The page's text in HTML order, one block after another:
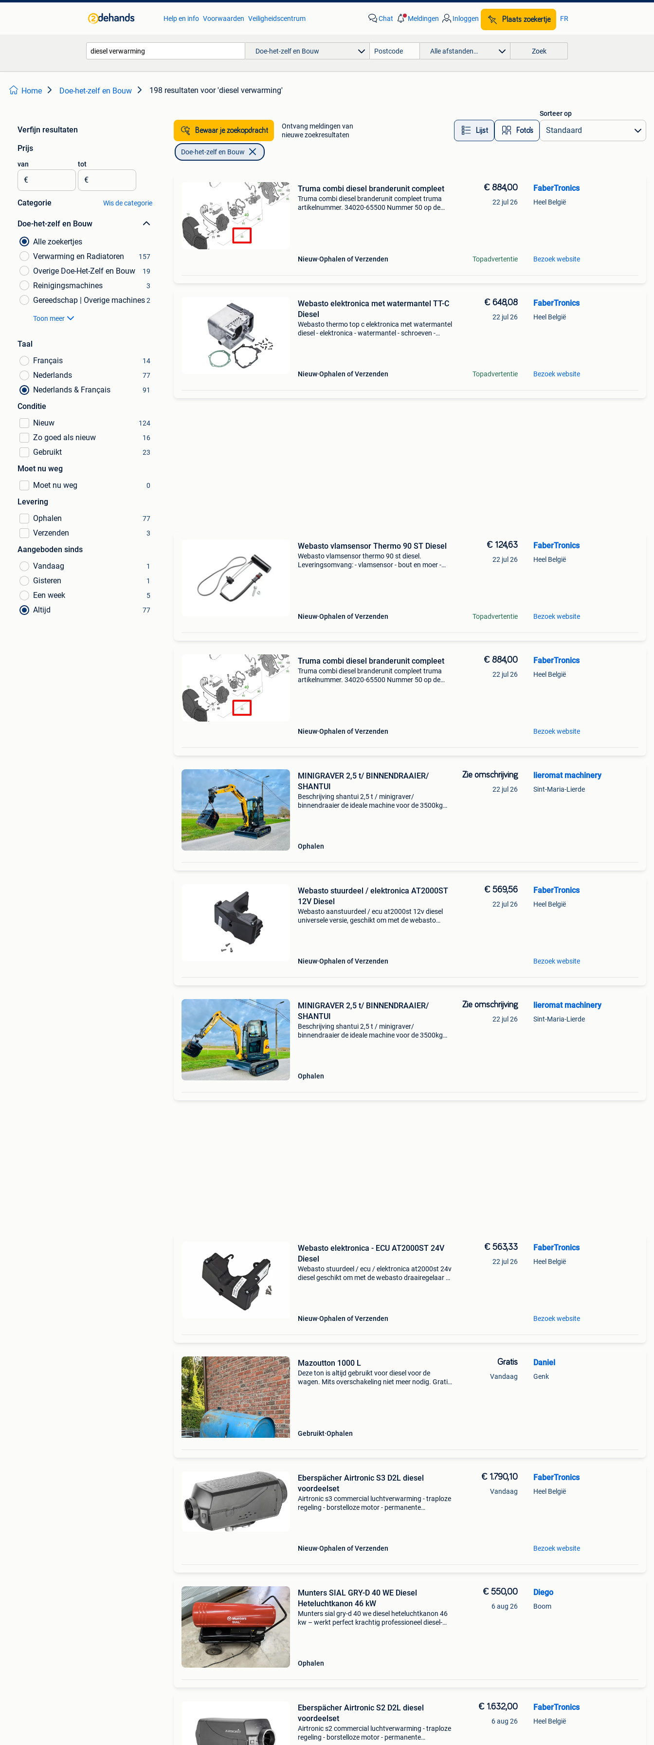
Help en info Voorwaarden Veiligheidscentrum Chat Meldingen Inloggen Plaats zoekertje FR
Doe-het-zelf en Bouw Alle afstanden… Zoek
Home Doe-het-zelf en Bouw 198 resultaten voor 'diesel verwarming'
Verfijn resultaten
Prijs
van
€
tot
€
Categorie Wis de categorie
Doe-het-zelf en Bouw
Alle zoekertjes
Verwarming en Radiatoren
157
Overige Doe-Het-Zelf en Bouw 19
Reinigingsmachines 3
Gereedschap | Overige machines2
Toon meer
Taal
Français
14
Nederlands 77
Nederlands & Français 91
Conditie
Nieuw
124
Zo goed als nieuw 16
Gebruikt 23
Moet nu weg
Moet nu weg
0
Levering
Ophalen
77
Verzenden 3
Aangeboden sinds
Vandaag
1
Gisteren 1
Een week 5
Altijd 77
Bewaar je zoekopdracht
Ontvang meldingen van
nieuwe zoekresultaten
Lijst Foto’s
Sorteer op
Doe-het-zelf en Bouw
Truma combi diesel branderunit compleet
Truma combi diesel branderunit compleet truma
artikelnummer. 34020-65500 Nummer 50 op de
Nieuw Ophalen of Verzenden
€ 884,00
22 jul 26
Topadvertentie
FaberTronics
Heel België
Bezoek website
Webasto elektronica met watermantel TT-C
Diesel
Webasto thermo top c elektronica met watermantel
diesel - elektronica - watermantel - schroeven -
Nieuw Ophalen of Verzenden
€ 648,08
22 jul 26
Topadvertentie
FaberTronics
Heel België
Bezoek website
Webasto vlamsensor Thermo 90 ST Diesel
Webasto vlamsensor thermo 90 st diesel.
Leveringsomvang: - vlamsensor - bout en moer -
Nieuw Ophalen of Verzenden
€ 124,63
22 jul 26
Topadvertentie
FaberTronics
Heel België
Bezoek website
Truma combi diesel branderunit compleet
Truma combi diesel branderunit compleet truma
artikelnummer. 34020-65500 Nummer 50 op de
Nieuw Ophalen of Verzenden
€ 884,00
22 jul 26
FaberTronics
Heel België
Bezoek website
MINIGRAVER 2,5 t/ BINNENDRAAIER/
SHANTUI
Beschrijving shantui 2,5 t / minigraver/
binnendraaier de ideale machine voor de 3500kg
Ophalen
Zie omschrijving
22 jul 26
lieromat machinery
Sint-Maria-Lierde
Webasto stuurdeel / elektronica AT2000ST
12V Diesel
Webasto aanstuurdeel / ecu at2000st 12v diesel
universele versie, geschikt om met de webasto
Nieuw Ophalen of Verzenden
€ 569,56
22 jul 26
FaberTronics
Heel België
Bezoek website
MINIGRAVER 2,5 t/ BINNENDRAAIER/
SHANTUI
Beschrijving shantui 2,5 t / minigraver/
binnendraaier de ideale machine voor de 3500kg
Ophalen
Zie omschrijving
22 jul 26
lieromat machinery
Sint-Maria-Lierde
Webasto elektronica - ECU AT2000ST 24V
Diesel
Webasto stuurdeel / ecu / elektronica at2000st 24v
diesel geschikt om met de webasto draairegelaar te
Nieuw Ophalen of Verzenden
€ 563,33
22 jul 26
FaberTronics
Heel België
Bezoek website
Mazoutton 1000 L
Deze ton is altijd gebruikt voor diesel voor de
wagen. Mits overschakeling niet meer nodig. Gratis
Gebruikt Ophalen
Gratis
Vandaag
Daniel
Genk
Eberspächer Airtronic S3 D2L diesel
voordeelset
Airtronic s3 commercial luchtverwarming - traploze
regeling - borstelloze motor - permanente
Nieuw Ophalen of Verzenden
€ 1.790,10
Vandaag
FaberTronics
Heel België
Bezoek website
Munters SIAL GRY-D 40 WE Diesel
Heteluchtkanon 46 kW
Munters sial gry-d 40 we diesel heteluchtkanon 46
kw – werkt perfect krachtig professioneel diesel-
Ophalen
€ 550,00
6 aug 26
Diego
Boom
Eberspächer Airtronic S2 D2L diesel
voordeelset
Airtronic s2 commercial luchtverwarming - traploze
regeling - borstelloze motor - permanente
€ 1.632,00
6 aug 26
FaberTronics
Heel België